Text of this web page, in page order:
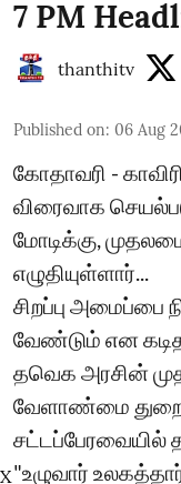
7 PM
thanthitv
Published on: 06 Aug
கோதாவரி -
விரைவாக
மோடிக்கு,
எழுதியுள்ளார்...
சிறப்பு அமைப்பை
வேண்டும் என
தவெக அரசின்
வேளாண்மை
சட்டப்பேரவையில்
"உழுவார்
X